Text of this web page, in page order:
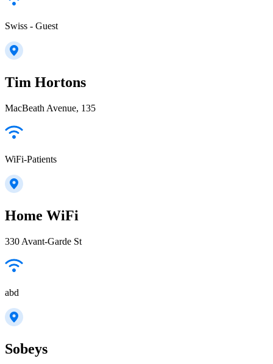
Swiss - Guest
Tim Hortons
MacBeath Avenue, 135
WiFi-Patients
Home WiFi
330 Avant-Garde St
abd
Sobeys